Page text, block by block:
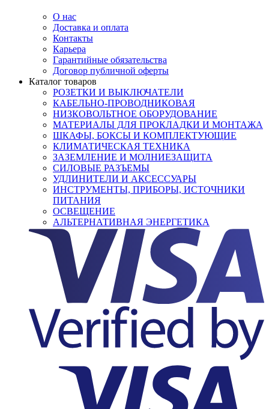
О нас
Доставка и оплата
Контакты
Карьера
Гарантийные обязательства
Договор публичной оферты
Каталог товаров
РОЗЕТКИ И ВЫКЛЮЧАТЕЛИ
КАБЕЛЬНО-ПРОВОДНИКОВАЯ
НИЗКОВОЛЬТНОЕ ОБОРУДОВАНИЕ
МАТЕРИАЛЫ ДЛЯ ПРОКЛАДКИ И МОНТАЖА
ШКАФЫ, БОКСЫ И КОМПЛЕКТУЮЩИЕ
КЛИМАТИЧЕСКАЯ ТЕХНИКА
ЗАЗЕМЛЕНИЕ И МОЛНИЕЗАЩИТА
СИЛОВЫЕ РАЗЪЕМЫ
УДЛИНИТЕЛИ И АКСЕССУАРЫ
ИНСТРУМЕНТЫ, ПРИБОРЫ, ИСТОЧНИКИ
ПИТАНИЯ
ОСВЕЩЕНИЕ
АЛЬТЕРНАТИВНАЯ ЭНЕРГЕТИКА